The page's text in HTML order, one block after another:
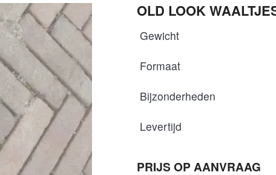
OLD LOOK
Gewicht
Formaat
Bijzonderheden
Levertijd
PRIJS OP AANVRAAG